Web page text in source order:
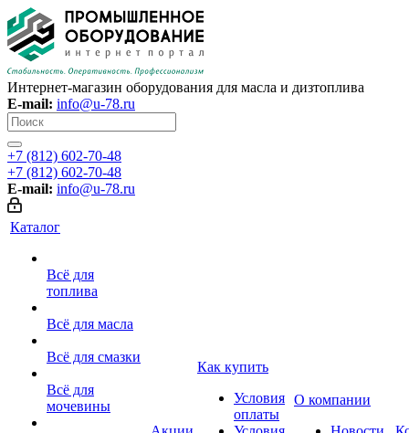
Интернет-магазин оборудования для масла и дизтоплива
E-mail: info@u-78.ru
+7 (812) 602-70-48
+7 (812) 602-70-48
E-mail: info@u-78.ru
Каталог
Всё для
топлива
Всё для масла
Всё для смазки
Всё для
мочевины
Как купить
Условия
оплаты
О компании